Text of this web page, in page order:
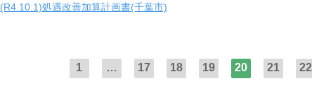
(R4.10.1)処遇改善加算計画書(千葉市)
1 … 17 18 19 20 21 22